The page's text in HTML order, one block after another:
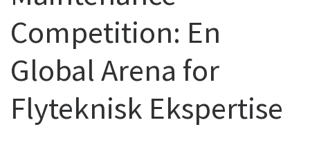
Competition: En
Global Arena for
Flyteknisk Ekspertise